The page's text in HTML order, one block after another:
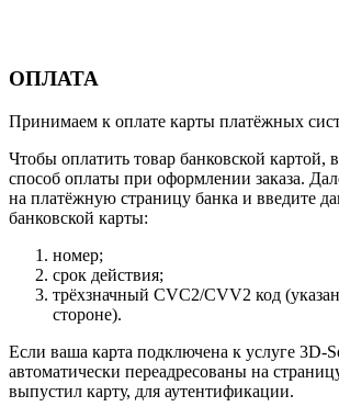
ОПЛАТА
Принимаем к оплате карты платёжных
Чтобы оплатить товар банковской картой,
способ оплаты при оформлении заказа.
на платёжную страницу банка и введите
банковской карты:
номер;
срок действия;
трёхзначный CVC2/CVV2 код
стороне).
Если ваша карта подключена к услуге 3D-
автоматически переадресованы на
выпустил карту, для аутентификации.